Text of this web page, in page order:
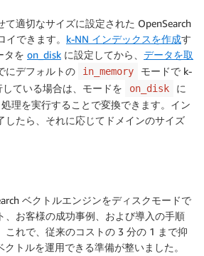
て適切なサイズに設定された OpenSearch
できます。 k-NN インデックスを作成す
タを on_disk に設定してから、 データを取
にデフォルトの in_memory
モードで k-
ている場合は、モードを
on_disk
に
処理を実行することで変換できます。イン
したら、それに応じてドメインのサイズ
ベクトルエンジンをディスクモードで
、お客様の成功事例、および導入の手順
これで、従来のコストの 3 分の 1 まで抑
クトルを運用できる準備が整いました。